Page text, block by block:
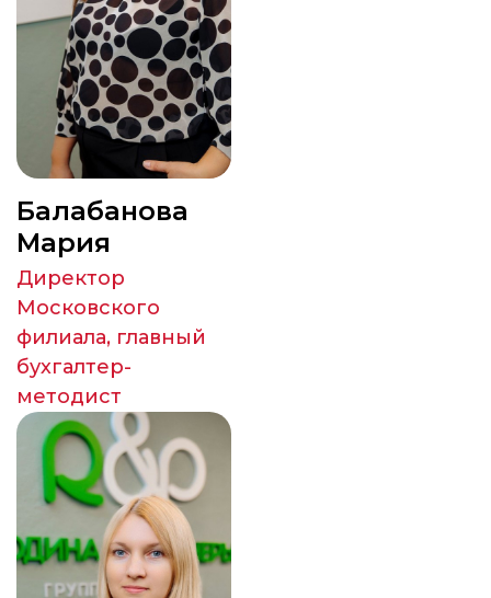
Балабанова
Мария
Директор
Московского
филиала, главный
бухгалтер-
методист